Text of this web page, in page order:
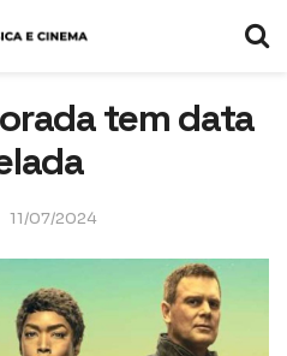
tem data
11/07/2024